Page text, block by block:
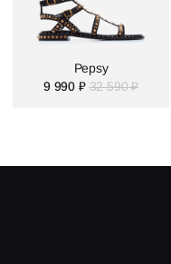
Pepsy
9 990 ₽ 32 590 ₽